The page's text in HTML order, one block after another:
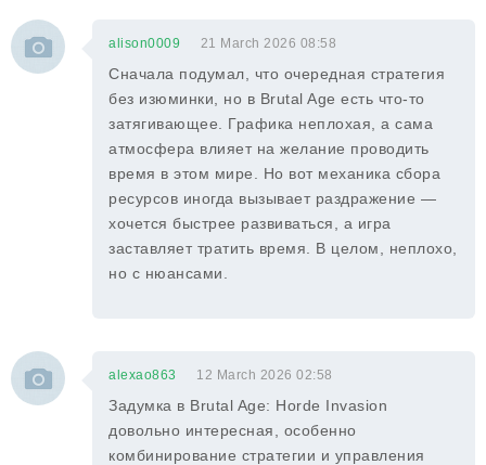
alison0009 21 March 2026 08:58
Сначала подумал, что очередная стратегия
без изюминки, но в Brutal Age есть что-то
затягивающее. Графика неплохая, а сама
атмосфера влияет на желание проводить
время в этом мире. Но вот механика сбора
ресурсов иногда вызывает раздражение —
хочется быстрее развиваться, а игра
заставляет тратить время. В целом, неплохо,
но с нюансами.
alexao863 12 March 2026 02:58
Задумка в Brutal Age: Horde Invasion
довольно интересная, особенно
комбинирование стратегии и управления